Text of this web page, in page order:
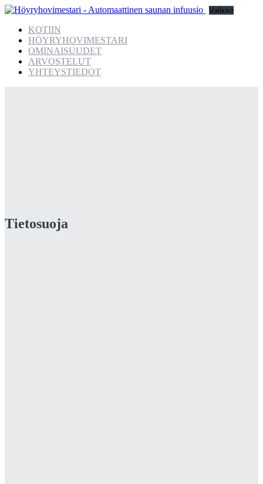
Valikko
KOTIIN
HÖYRYHOVIMESTARI
OMINAISUUDET
ARVOSTELUT
YHTEYSTIEDOT
Tietosuoja